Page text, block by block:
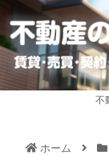
不
ホーム